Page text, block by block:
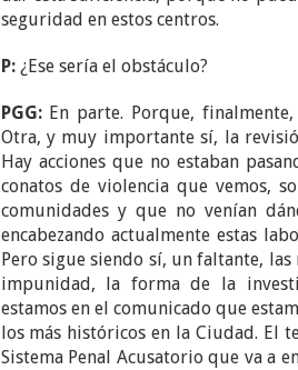
seguridad en estos centros.
P:¿Ese sería el obstáculo?
PGG: En parte. Porque,
Otra, y muy importante sí, la
Hay acciones que no estaban
conatos de violencia que vemos,
comunidades y que no venían
encabezando actualmente estas
Pero sigue siendo sí, un faltante,
impunidad, la forma de la
estamos en el comunicado que
los más históricos en la Ciudad. El
Sistema Penal Acusatorio que va a